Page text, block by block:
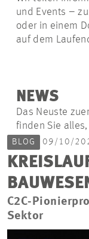
und Events –
oder in einem
auf dem
NEWS
Das Neuste
finden Sie
BLOG 09/10/
C2C-
Sektor